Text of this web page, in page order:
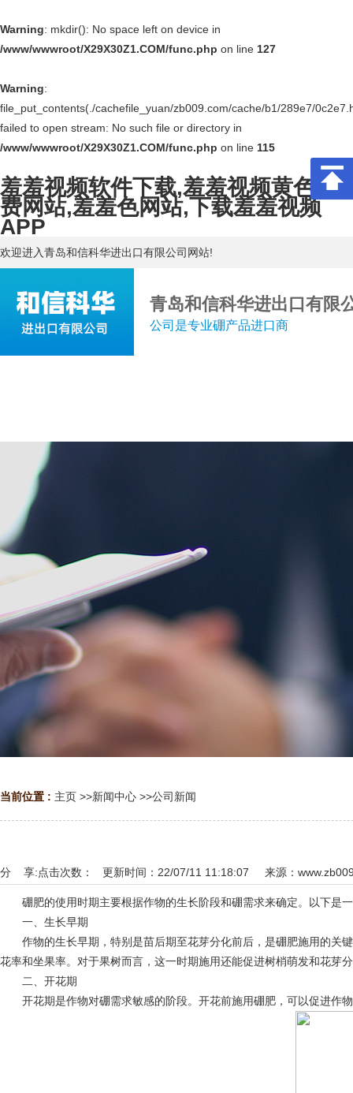
Warning: mkdir(): No space left on device in
/www/wwwroot/X29X30Z1.COM/func.php on line 127
Warning:
file_put_contents(./cachefile_yuan/zb009.com/cache/b1/289e7/
failed to open stream: No such file or directory in
/www/wwwroot/X29X30Z1.COM/func.php on line 115
羞羞视频软件下载,羞羞视频黄色免
费网站,羞羞色网站,下载羞羞视频
APP
欢迎进入青岛和信科华进出口有限公司网站!
青岛和信科华进出口有限
公司是专业硼产品进口商
当前位置 : 主页 >>新闻中心 >>公司新闻
点击次数： 更新时间：22/07/11 11:18:07 来源：
分 享:
硼肥的使用时期主要根据作物的生长阶段和硼需求来确定。以下是
一、生长早期
作物的生长早期，特别是苗后期至花芽分化前后，是硼肥施用的关
花率和坐果率。对于果树而言，这一时期施用还能促进树梢萌发和花芽
二、开花期
开花期是作物对硼需求敏感的阶段。开花前施用硼肥，可以促进作